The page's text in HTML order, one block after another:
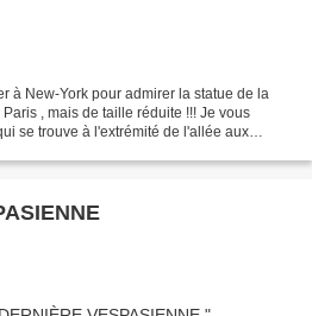
à New-York pour admirer la statue de la
, mais de taille réduite !!! Je vous
se trouve à l'extrémité de l'allée aux